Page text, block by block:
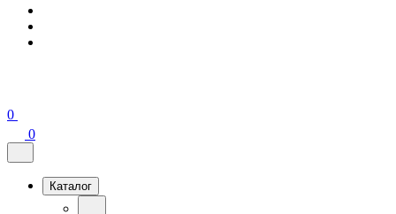
0
0
Каталог